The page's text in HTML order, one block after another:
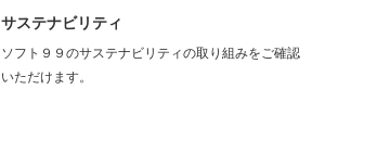
サステナビリティ
ソフト９９のサステナビリティの取り組みをご確認
いただけます。